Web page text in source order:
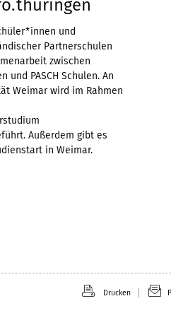
und
Partnerschulen
zwischen
und PASCH Schulen. An
Weimar wird im Rahmen
Außerdem gibt es
in Weimar.
Drucken